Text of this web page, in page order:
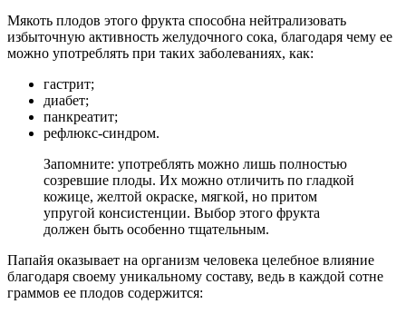
Мякоть плодов этого фрукта способна нейтрализовать
избыточную активность желудочного сока, благодаря чему ее
можно употреблять при таких заболеваниях, как:
гастрит;
диабет;
панкреатит;
рефлюкс-синдром.
Запомните: употреблять можно лишь полностью
созревшие плоды. Их можно отличить по гладкой
кожице, желтой окраске, мягкой, но притом
упругой консистенции. Выбор этого фрукта
должен быть особенно тщательным.
Папайя оказывает на организм человека целебное влияние
благодаря своему уникальному составу, ведь в каждой сотне
граммов ее плодов содержится: